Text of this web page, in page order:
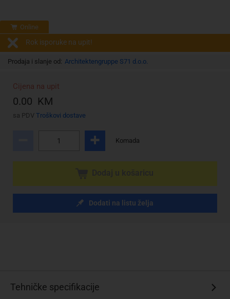
Online
Rok isporuke na upit!
Prodaja i slanje od: Architektengruppe S71 d.o.o.
Cijena na upit
0.00 KM
sa PDV Troškovi dostave
Komada
Dodati na listu želja
Tehničke specifikacije